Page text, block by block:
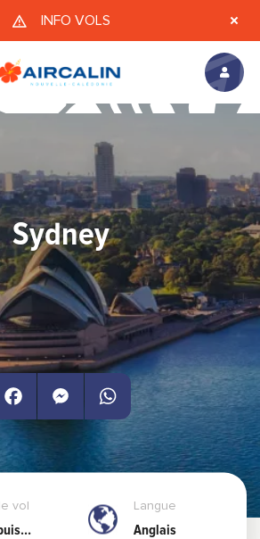
Aller au contenu principal
INFO VOLS
Sydney
FacebookMessengerWhatsApp
vol Langue
Anglais